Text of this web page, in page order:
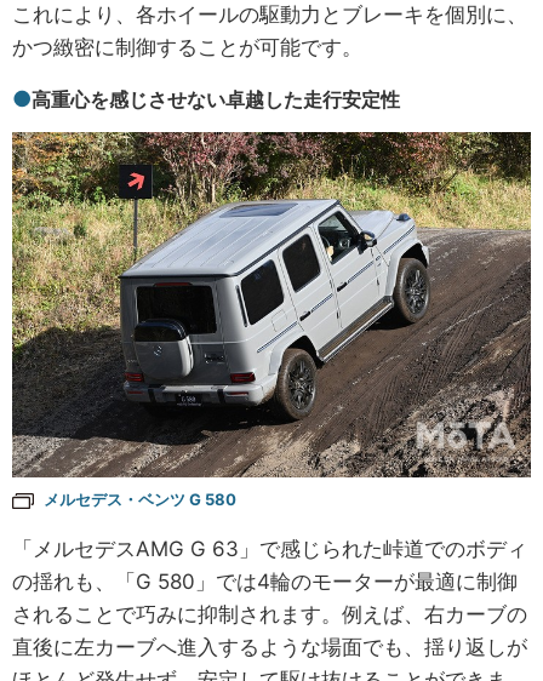
これにより、各ホイールの駆動力とブレーキを個別に、
かつ緻密に制御することが可能です。
高重心を感じさせない卓越した走行安定性
メルセデス・ベンツ G 580
「メルセデスAMG G 63」で感じられた峠道でのボディ
の揺れも、「G 580」では4輪のモーターが最適に制御
されることで巧みに抑制されます。例えば、右カーブの
直後に左カーブへ進入するような場面でも、揺り返しが